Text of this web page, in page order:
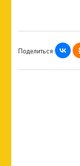
Поделиться: